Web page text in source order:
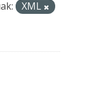
XML